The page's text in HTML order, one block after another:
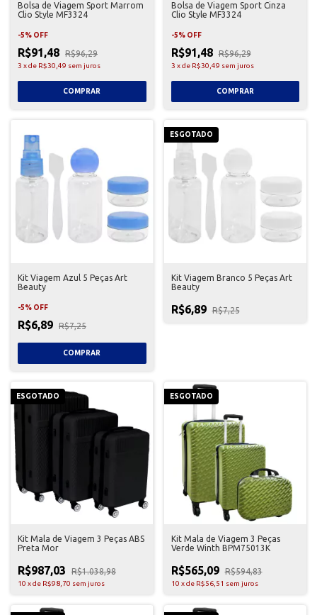
Bolsa de Viagem Sport Marrom
Clio Style MF3324
-5% OFF
R$91,48 R$96,29
3 xde R$30,49 sem juros
Bolsa de Viagem Sport Cinza
Clio Style MF3324
-5% OFF
R$91,48 R$96,29
3 xde R$30,49 sem juros
Kit Viagem Azul 5 Peças Art
Beauty
-5% OFF
R$6,89 R$7,25
ESGOTADO
Kit Viagem Branco 5 Peças Art
Beauty
R$6,89 R$7,25
ESGOTADO
Kit Mala de Viagem 3 Peças ABS
Preta Mor
R$987,03 R$1.038,98
10 xde R$98,70 sem juros
ESGOTADO
Kit Mala de Viagem 3 Peças
Verde Winth BPM75013K
R$565,09 R$594,83
10 xde R$56,51 sem juros